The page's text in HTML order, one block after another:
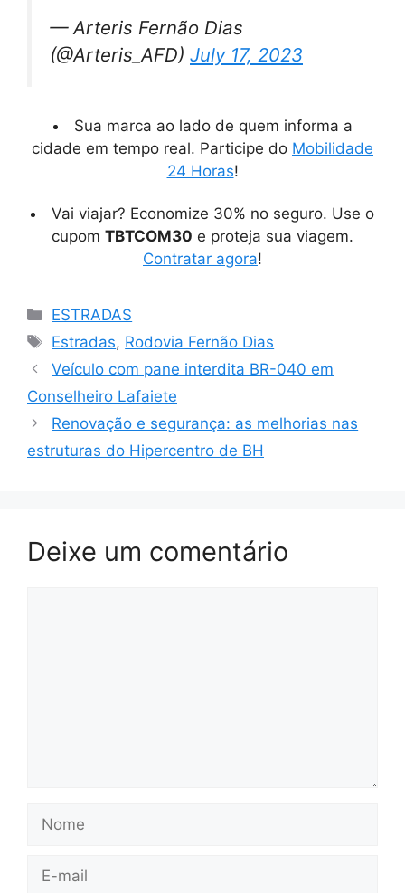
— Arteris Fernão Dias
(@Arteris_AFD) July 17, 2023
Sua marca ao lado de quem informa a
cidade em tempo real. Participe do Mobilidade
24 Horas!
Vai viajar? Economize 30% no seguro. Use o
cupom TBTCOM30 e proteja sua viagem.
Contratar agora!
Categorias
ESTRADAS
Tags
Estradas, Rodovia Fernão Dias
Veículo com pane interdita BR-040 em
Conselheiro Lafaiete
Renovação e segurança: as melhorias nas
estruturas do Hipercentro de BH
Deixe um comentário
mail